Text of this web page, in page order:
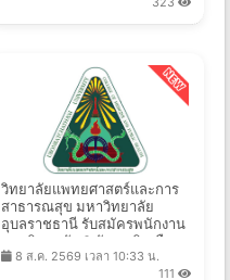
วิทยาลัยแพทยศาสตร์และการ
สาธารณสุข มหาวิทยาลัย
อุบลราชธานี รับสมัครพนักงาน
มหาวิทยาลัย 9 อัตรา เงินเดือน
28,840 - 34,580 บาท ตั้งแต่
8 ส.ค. 2569 เวลา 10:33 น.
111